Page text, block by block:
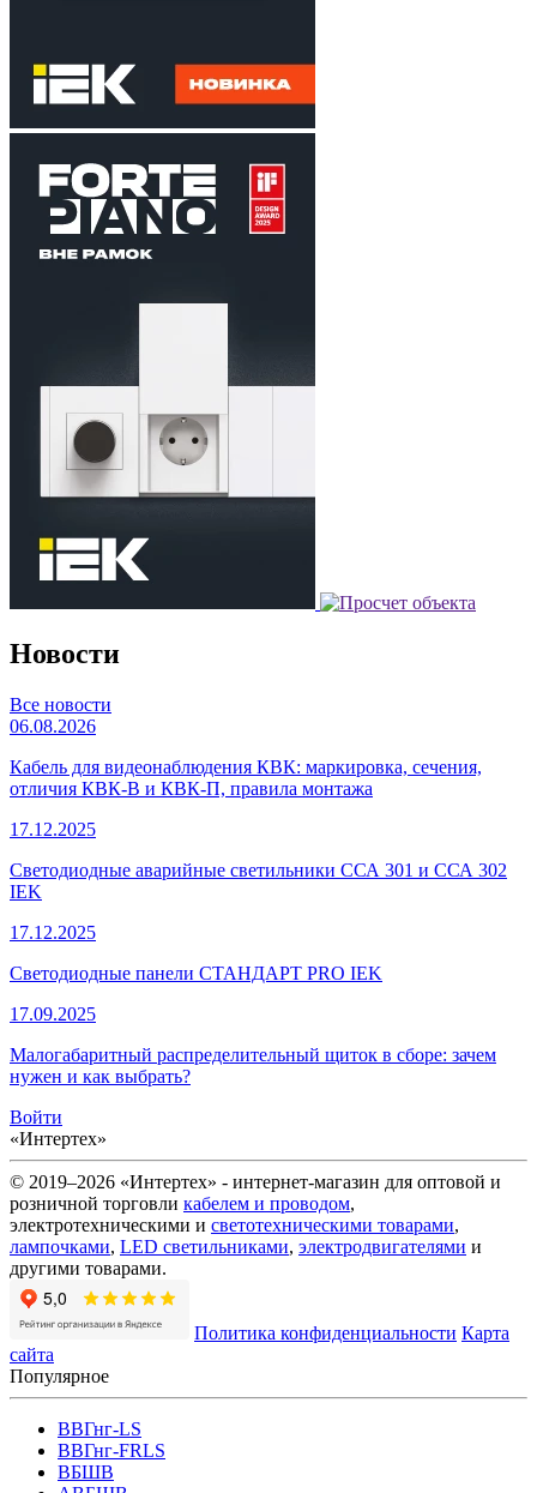
Новости
Все новости
06.08.2026
Кабель для видеонаблюдения КВК: маркировка, сечения,
отличия КВК-В и КВК-П, правила монтажа
17.12.2025
Светодиодные аварийные светильники ССА 301 и ССА 302
IEK
17.12.2025
Светодиодные панели СТАНДАРТ PRO IEK
17.09.2025
Малогабаритный распределительный щиток в сборе: зачем
нужен и как выбрать?
Войти
«Интертех»
© 2019–2026 «Интертех» - интернет-магазин для оптовой и
розничной торговли кабелем и проводом,
электротехническими и светотехническими товарами,
лампочками, LED светильниками, электродвигателями и
другими товарами.
Политика конфиденциальности Карта
сайта
Популярное
ВВГнг-LS
ВВГнг-FRLS
ВБШВ